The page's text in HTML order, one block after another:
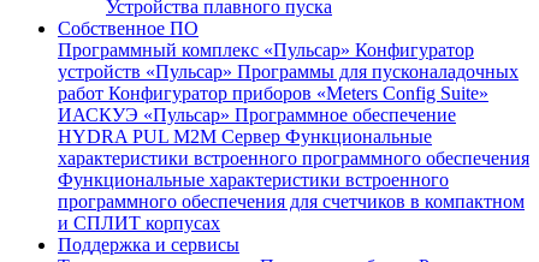
Устройства плавного пуска
Собственное ПО
Программный комплекс «Пульсар» Конфигуратор
устройств «Пульсар» Программы для пусконаладочных
работ Конфигуратор приборов «Meters Config Suite»
ИАСКУЭ «Пульсар» Программное обеспечение
HYDRA PUL M2M Сервер Функциональные
характеристики встроенного программного обеспечения
Функциональные характеристики встроенного
программного обеспечения для счетчиков в компактном
и СПЛИТ корпусах
Поддержка и сервисы